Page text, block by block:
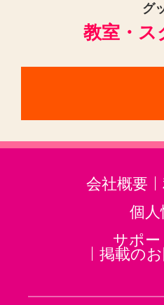
グ
教室・ス
会社概要
個
サポ
掲載の